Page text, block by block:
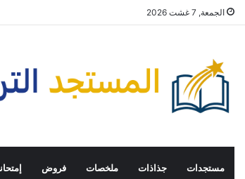
الجمعة, 7 غشت 2026
مستجدات جذاذات ملخصات فروض